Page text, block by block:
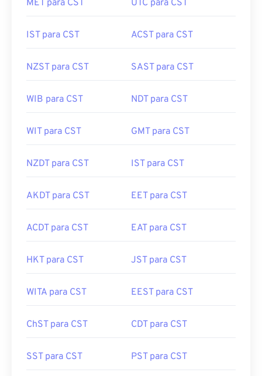
MET para CST UTC para CST
IST para CST ACST para CST
NZST para CST SAST para CST
WIB para CST NDT para CST
WIT para CST GMT para CST
NZDT para CST IST para CST
AKDT para CST EET para CST
ACDT para CST EAT para CST
HKT para CST JST para CST
WITA para CST EEST para CST
ChST para CST CDT para CST
SST para CST PST para CST